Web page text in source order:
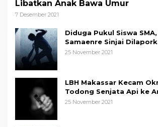
Libatkan Anak Bawa Umur
7 Desember 2021
Diduga Pukul Siswa
Samaenre Sinjai
25 November 2021
LBH Makassar Kecam
Todong Senjata Api ke
Kapolda Sulsel Tindak
25 November 2021